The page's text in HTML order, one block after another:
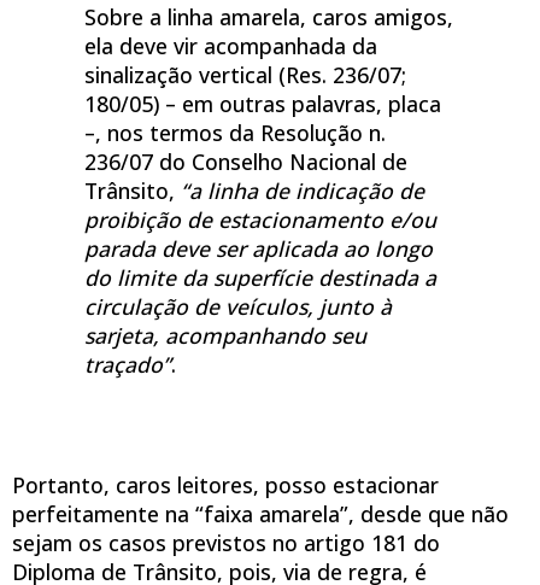
Sobre a linha amarela, caros amigos,
ela deve vir acompanhada da
sinalização vertical (Res. 236/07;
180/05) – em outras palavras, placa
–, nos termos da Resolução n.
236/07 do Conselho Nacional de
Trânsito, “a linha de indicação de
proibição de estacionamento e/ou
parada deve ser aplicada ao longo
do limite da superfície destinada a
circulação de veículos, junto à
sarjeta, acompanhando seu
traçado”.
Portanto, caros leitores, posso estacionar
perfeitamente na “faixa amarela”, desde que não
sejam os casos previstos no artigo 181 do
Diploma de Trânsito, pois, via de regra, é